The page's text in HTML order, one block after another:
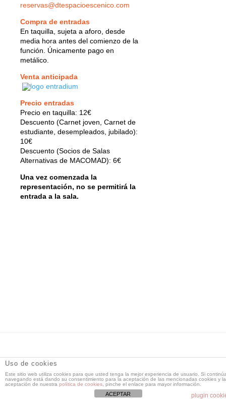
reservas@dtespacioescenico.com
Compra de entradas
En taquilla, sujeta a aforo, desde
media hora antes del comienzo de la
función. Únicamente pago en
metálico.
Venta anticipada
Precio entradas
Precio en taquilla: 12€
Descuento (Carnet joven, Carnet de
estudiante, desempleados, jubilado):
10€
Descuento (Socios de Salas
Alternativas de MACOMAD): 6€
Una vez comenzada la
representación, no se permitirá la
entrada a la sala.
DT Espacio Escénico- Calle de la Reina, 9 28004 Madrid -
dtespacioescenico@dtespacioescenico.com
Uso de cookies
Este sitio web utiliza cookies para que usted tenga la mejor experiencia de usuario. Si
navegando está dando su consentimiento para la aceptación de las mencionadas cookies y la
aceptación de nuestra política de cookies , pinche el enlace para mayor información.
plugin
ACEPTAR